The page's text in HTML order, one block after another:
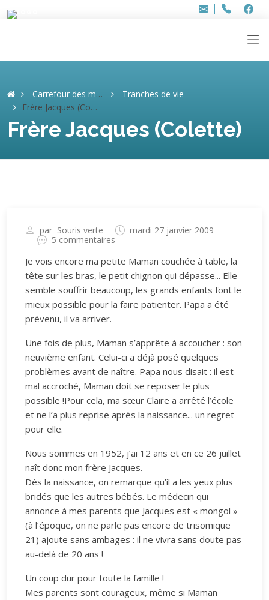
Adresse
info..hâthe..
Tel.
Tel.
Carrefour des mémoires
Tranches de vie
Frère Jacques (Colette)
Frère Jacques (Colette)
par Souris verte
mardi 27 janvier 2009
5 commentaires
Je vois encore ma petite Maman couchée à table, la
tête sur les bras, le petit chignon qui dépasse... Elle
semble souffrir beaucoup, les grands enfants font le
mieux possible pour la faire patienter. Papa a été
prévenu, il va arriver.
Une fois de plus, Maman s’apprête à accoucher : son
neuvième enfant. Celui-ci a déjà posé quelques
problèmes avant de naître. Papa nous disait : il est
mal accroché, Maman doit se reposer le plus
possible !Pour cela, ma sœur Claire a arrêté l’école
et ne l’a plus reprise après la naissance... un regret
pour elle.
Nous sommes en 1952, j’ai 12 ans et en ce 26 juillet
naît donc mon frère Jacques.
Dès la naissance, on remarque qu’il a les yeux plus
bridés que les autres bébés. Le médecin qui
annonce à mes parents que Jacques est « mongol »
(à l’époque, on ne parle pas encore de trisomique
21) ajoute sans ambages : il ne vivra sans doute pas
au-delà de 20 ans !
Un coup dur pour toute la famille !
Mes parents sont courageux, même si Maman